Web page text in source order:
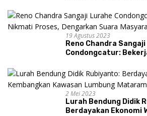
19 Agustus 2023
Reno Chandra
Condongcatur:
dan Syukuri Hasil
2 Mei 2023
Lurah Bendung Didik
Berdayakan Ekonomi